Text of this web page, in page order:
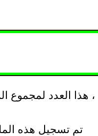
- تم تسجيل هذه المادة